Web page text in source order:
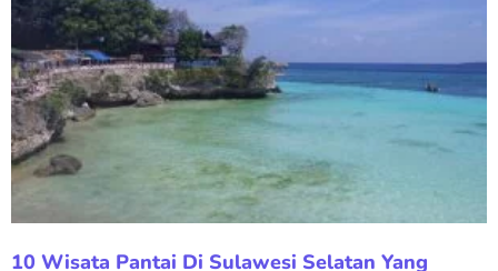
10 Wisata Pantai Di Sulawesi Selatan Yang